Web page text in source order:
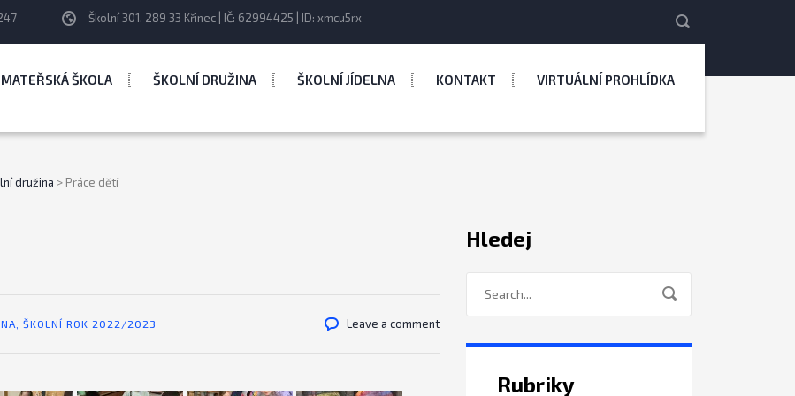
Školní 301, 289 33 Křinec | IČ: 62994425 | ID: xmcu5rx
MATEŘSKÁ ŠKOLA ŠKOLNÍ DRUŽINA ŠKOLNÍ JÍDELNA KONTAKT VIRTUÁLNÍ PROHLÍDKA
družina >Práce dětí
ŠKOLNÍ ROK 2022/2023 Leave a comment
Hledej
Rubriky